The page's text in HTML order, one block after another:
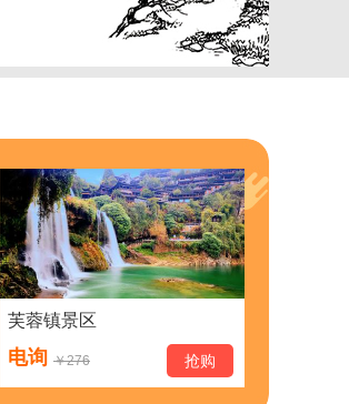
芙蓉镇景区
电询 ￥276 抢购